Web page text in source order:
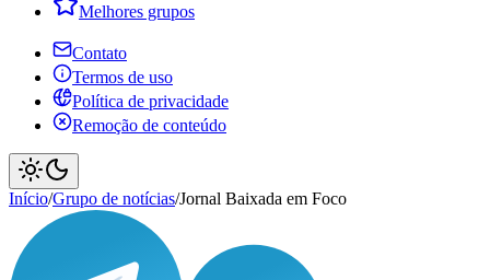
Melhores grupos
Contato
Termos de uso
Política de privacidade
Remoção de conteúdo
Início/Grupo de notícias/Jornal Baixada em Foco